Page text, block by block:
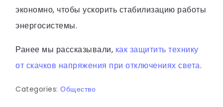
экономно, чтобы ускорить стабилизацию работы
энергосистемы.
Ранее мы рассказывали, как защитить технику
от скачков напряжения при отключениях света.
Categories: Общество